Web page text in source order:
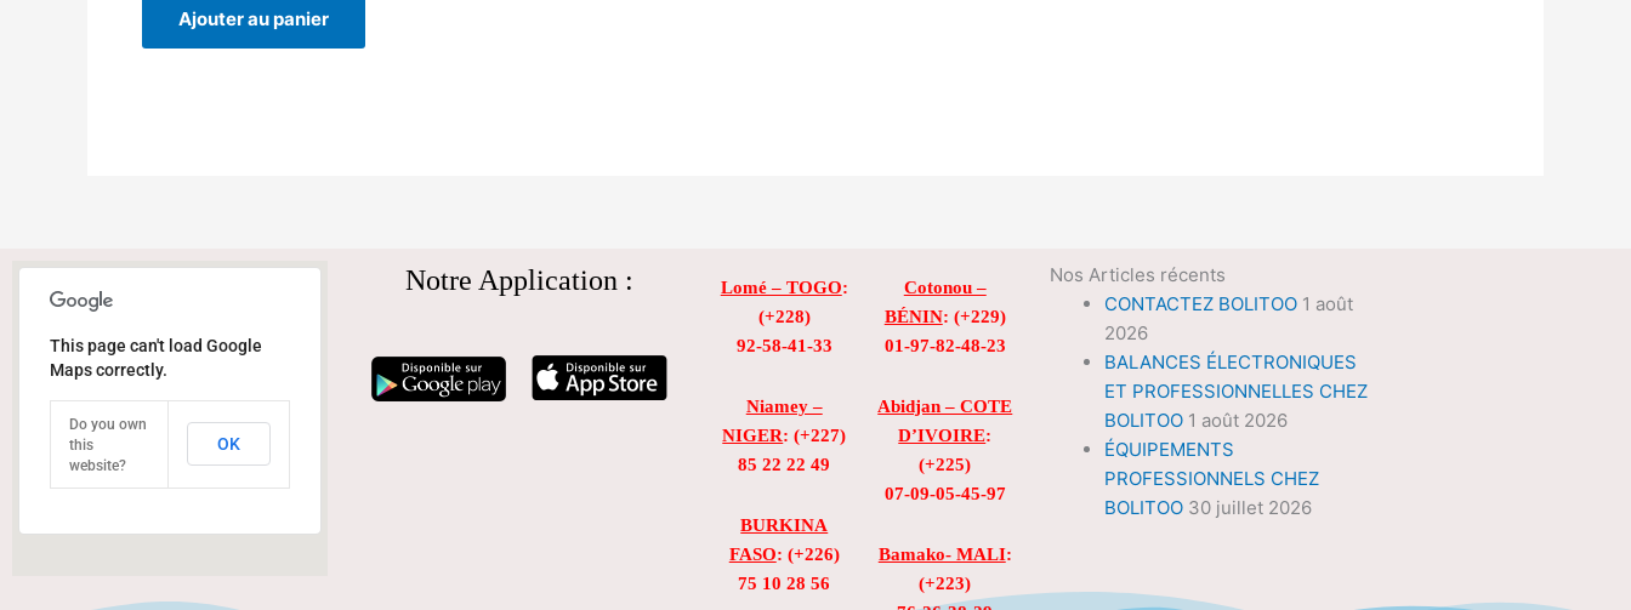
Ajouter au panier
This page can't load Google
Maps correctly.
Do you own
this
website?
OK
Notre Application : Lomé – TOGO:
(+228)
92-58-41-33
Niamey –
NIGER: (+227)
85 22 22 49
BURKINA
FASO: (+226)
75 10 28 56
Cotonou –
BÉNIN: (+229)
01-97-82-48-23
Abidjan – COTE
D’IVOIRE:
(+225)
07-09-05-45-97
Bamako- MALI:
(+223)
Nos Articles récents
CONTACTEZ BOLITOO 1 août
2026
BALANCES ÉLECTRONIQUES
ET PROFESSIONNELLES CHEZ
BOLITOO 1 août 2026
ÉQUIPEMENTS
PROFESSIONNELS CHEZ
BOLITOO 30 juillet 2026